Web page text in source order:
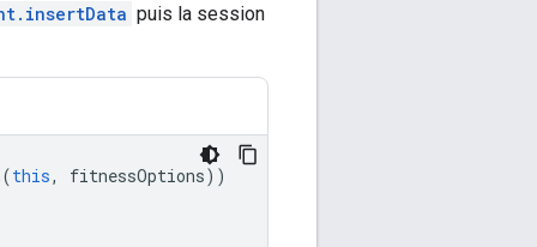
puis la session
(this, fitnessOptions))